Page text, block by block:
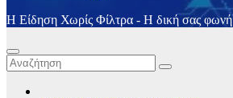
Η Είδηση Χωρίς Φίλτρα - H δική σας φωνή